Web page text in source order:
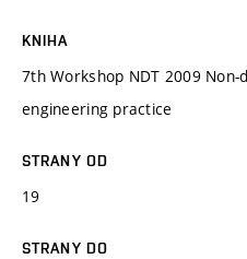
KNIHA
7th Workshop NDT 2009
engineering practice
STRANY OD
19
STRANY DO